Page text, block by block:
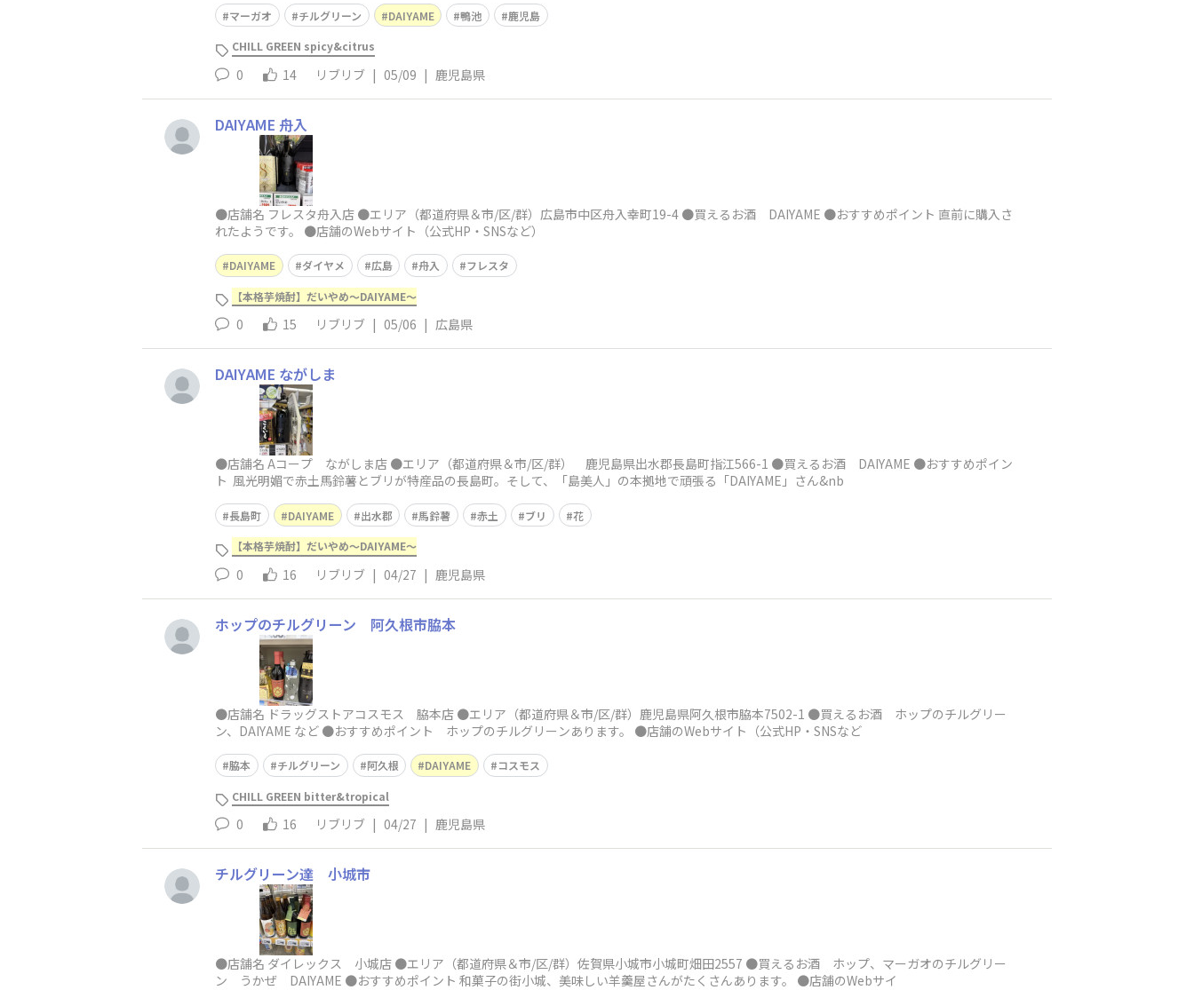
マーガオ チルグリーン DAIYAME 鴨池 鹿児島
CHILL GREEN spicy&citrus
0 14 リブリブ | 05/09 | 鹿児島県
DAIYAME 舟入
●店舗名 フレスタ舟入店 ●エリア（都道府県＆市/区/群）広島市中区舟入幸町19-4 ●買えるお酒 DAIYAME ●おすすめポイント 直前に購入さ
れたようです。 ●店舗のWebサイト（公式HP・SNSなど）
DAIYAME ダイヤメ 広島 舟入 フレスタ
【本格芋焼酎】だいやめ～DAIYAME～
0 15 リブリブ | 05/06 | 広島県
DAIYAME ながしま
●店舗名 Aコープ ながしま店 ●エリア（都道府県＆市/区/群） 鹿児島県出水郡長島町指江566-1 ●買えるお酒 DAIYAME ●おすすめポイン
ト 風光明媚で赤土馬鈴薯とブリが特産品の長島町。そして、「島美人」の本拠地で頑張る「DAIYAME」さん&nb
長島町 DAIYAME 出水郡 馬鈴薯 赤土 ブリ 花
【本格芋焼酎】だいやめ～DAIYAME～
0 16 リブリブ | 04/27 | 鹿児島県
ホップのチルグリーン 阿久根市脇本
●店舗名 ドラッグストアコスモス 脇本店 ●エリア（都道府県＆市/区/群）鹿児島県阿久根市脇本7502-1 ●買えるお酒 ホップのチルグリー
ン、DAIYAME など ●おすすめポイント ホップのチルグリーンあります。 ●店舗のWebサイト（公式HP・SNSなど
脇本 チルグリーン 阿久根 DAIYAME コスモス
CHILL GREEN bitter&tropical
0 16 リブリブ | 04/27 | 鹿児島県
チルグリーン達 小城市
●店舗名 ダイレックス 小城店 ●エリア（都道府県＆市/区/群）佐賀県小城市小城町畑田2557 ●買えるお酒 ホップ、マーガオのチルグリー
ン うかぜ DAIYAME ●おすすめポイント 和菓子の街小城、美味しい羊羹屋さんがたくさんあります。 ●店舗のWebサイ